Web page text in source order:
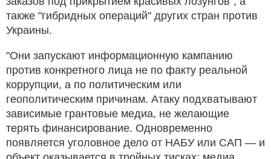
также "гибридных операций" других стран против
Украины.
"Они запускают информационную кампанию
против конкретного лица не по факту реальной
коррупции, а по политическим или
геополитическим причинам. Атаку подхватывают
зависимые грантовые медиа, не желающие
терять финансирование. Одновременно
появляется уголовное дело от НАБУ или САП — и